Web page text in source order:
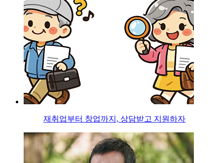
재취업부터 창업까지, 상담받고 지원하자